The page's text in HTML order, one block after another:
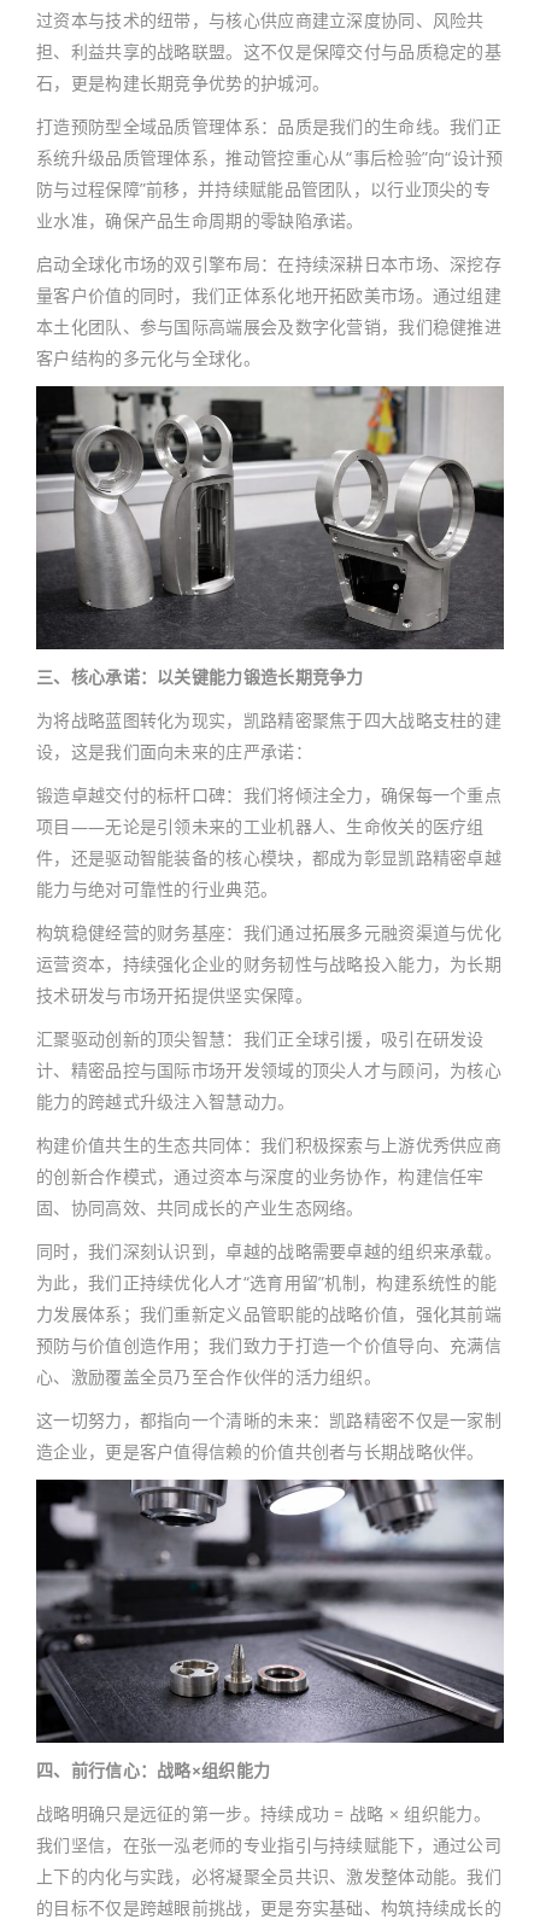
过资本与技术的纽带，与核心供应商建立深度协同、风险共
担、利益共享的战略联盟。这不仅是保障交付与品质稳定的基
石，更是构建长期竞争优势的护城河。
打造预防型全域品质管理体系：品质是我们的生命线。我们正
系统升级品质管理体系，推动管控重心从“事后检验”向“设计预
防与过程保障”前移，并持续赋能品管团队，以行业顶尖的专
业水准，确保产品生命周期的零缺陷承诺。
启动全球化市场的双引擎布局：在持续深耕日本市场、深挖存
量客户价值的同时，我们正体系化地开拓欧美市场。通过组建
本土化团队、参与国际高端展会及数字化营销，我们稳健推进
客户结构的多元化与全球化。
三、核心承诺：以关键能力锻造长期竞争力
为将战略蓝图转化为现实，凯路精密聚焦于四大战略支柱的建
设，这是我们面向未来的庄严承诺：
锻造卓越交付的标杆口碑：我们将倾注全力，确保每一个重点
项目——无论是引领未来的工业机器人、生命攸关的医疗组
件，还是驱动智能装备的核心模块，都成为彰显凯路精密卓越
能力与绝对可靠性的行业典范。
构筑稳健经营的财务基座：我们通过拓展多元融资渠道与优化
运营资本，持续强化企业的财务韧性与战略投入能力，为长期
技术研发与市场开拓提供坚实保障。
汇聚驱动创新的顶尖智慧：我们正全球引援，吸引在研发设
计、精密品控与国际市场开发领域的顶尖人才与顾问，为核心
能力的跨越式升级注入智慧动力。
构建价值共生的生态共同体：我们积极探索与上游优秀供应商
的创新合作模式，通过资本与深度的业务协作，构建信任牢
固、协同高效、共同成长的产业生态网络。
同时，我们深刻认识到，卓越的战略需要卓越的组织来承载。
为此，我们正持续优化人才“选育用留”机制，构建系统性的能
力发展体系；我们重新定义品管职能的战略价值，强化其前端
预防与价值创造作用；我们致力于打造一个价值导向、充满信
心、激励覆盖全员乃至合作伙伴的活力组织。
这一切努力，都指向一个清晰的未来：凯路精密不仅是一家制
造企业，更是客户值得信赖的价值共创者与长期战略伙伴。
四、前行信心：战略×组织能力
战略明确只是远征的第一步。持续成功 = 战略 × 组织能力。
我们坚信，在张一泓老师的专业指引与持续赋能下，通过公司
上下的内化与实践，必将凝聚全员共识、激发整体动能。我们
的目标不仅是跨越眼前挑战，更是夯实基础、构筑持续成长的